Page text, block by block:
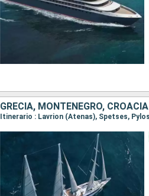
GRECIA, MONTENEGRO, CROACIA